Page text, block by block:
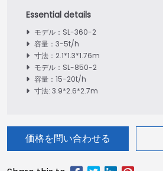
モデル：SL-360-2
容量：3-5t/h
寸法：2.1*1.3*1.76m
モデル：SL-850-2
容量：15-20t/h
寸法: 3.9*2.6*2.7m
価格を問い合わせる